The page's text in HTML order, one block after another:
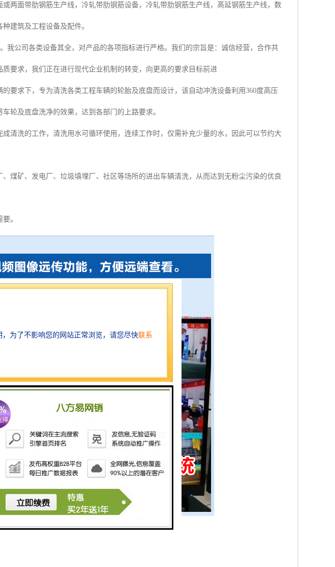
两面带肋钢筋生产线，冷轧带肋钢筋设备，冷轧带肋钢筋生产线，髙延钢筋生产线，数
建筑及工程设备及配件。
公司各类设备其全，对产品的各项指标进行严格。我们的宗旨是：诚信经营，合作共
要求，我们正在进行现代企业机制的转变，向更高的要求目标前进
要求下，专为清洗各类工程车辆的轮胎及底盘而设计，该自动冲洗设备利用360度高压
轮及底盘洗净的效果，达到各部门的上路要求。
清洗的工作，清洗用水可循环使用，连续工作时，仅需补充少量的水，因此可以节约大
煤矿、发电厂、垃圾填埋厂、社区等场所的进出车辆清洗，从而达到无粉尘污染的优良
。